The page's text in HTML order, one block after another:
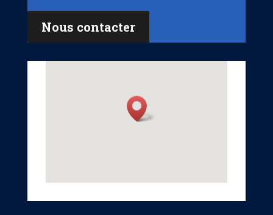
Nous contacter